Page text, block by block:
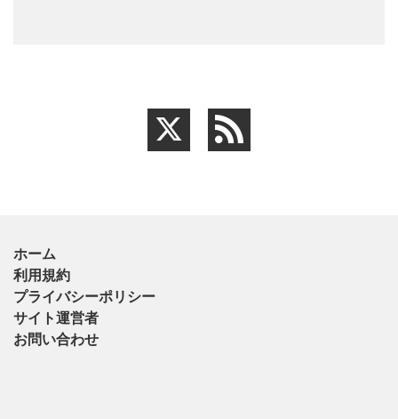
ホーム
利用規約
プライバシーポリシー
サイト運営者
お問い合わせ